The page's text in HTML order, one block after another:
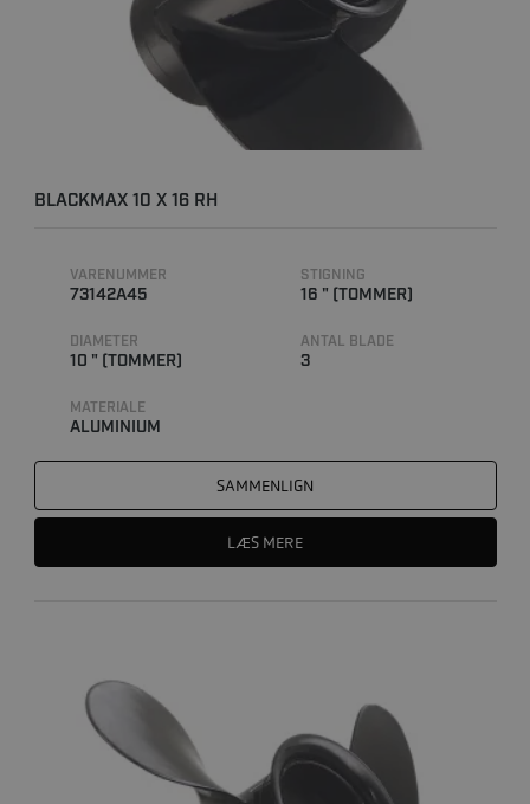
BLACKMAX 10 X 16 RH
VARENUMMER
73142A45
STIGNING
16 " (TOMMER)
DIAMETER
10 " (TOMMER)
ANTAL BLADE
3
MATERIALE
ALUMINIUM
SAMMENLIGN
LÆS MERE